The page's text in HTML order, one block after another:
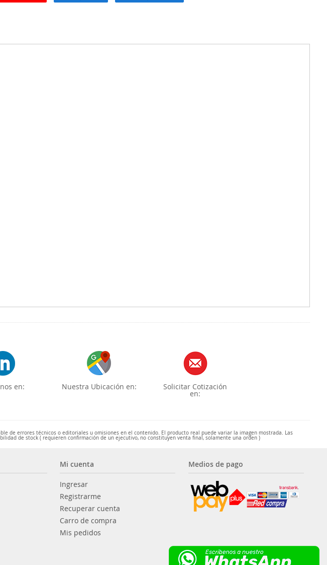
en: Nuestra Ubicación en: Solicitar Cotización
en:
de errores técnicos o editoriales u omisiones en el contenido. El producto real puede variar la imagen mostrada. Las
de stock ( requieren confirmación de un ejecutivo, no constituyen venta final, solamente una orden )
Mi cuenta
Ingresar
Registrarme
Recuperar cuenta
Carro de compra
Mis pedidos
Medios de pago